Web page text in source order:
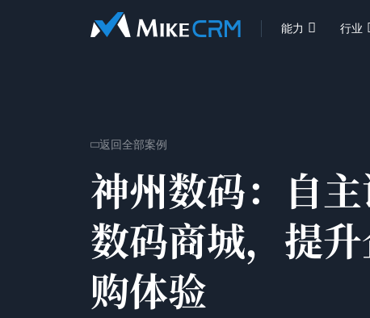
能力  行业
返回全部案例
神州数码： 自
数码商城，提
购体验